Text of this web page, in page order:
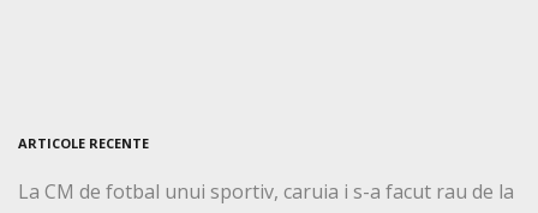
ARTICOLE RECENTE
La CM de fotbal unui sportiv, caruia i s-a facut rau de la